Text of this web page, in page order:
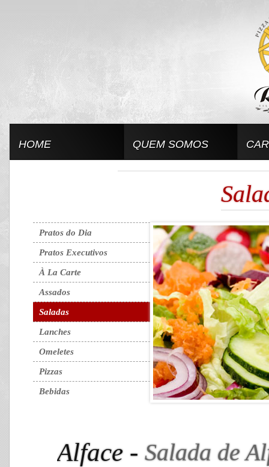
HOME QUEM SOMOS
Pratos do Dia
Pratos Executivos
À La Carte
Assados
Saladas
Lanches
Omeletes
Pizzas
Bebidas
Alface -Salada de